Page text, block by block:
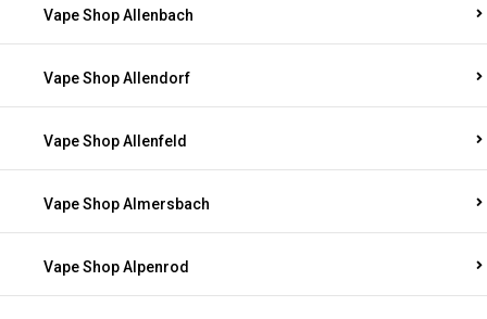
Vape Shop Allenbach
Vape Shop Allendorf
Vape Shop Allenfeld
Vape Shop Almersbach
Vape Shop Alpenrod